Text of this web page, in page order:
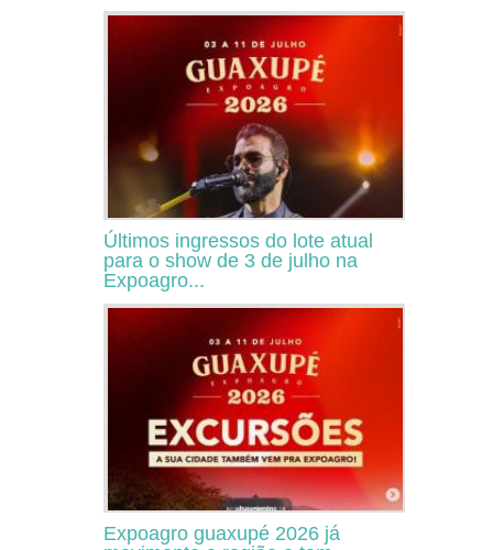
Últimos ingressos do lote atual
para o show de 3 de julho na
Expoagro...
Expoagro guaxupé 2026 já